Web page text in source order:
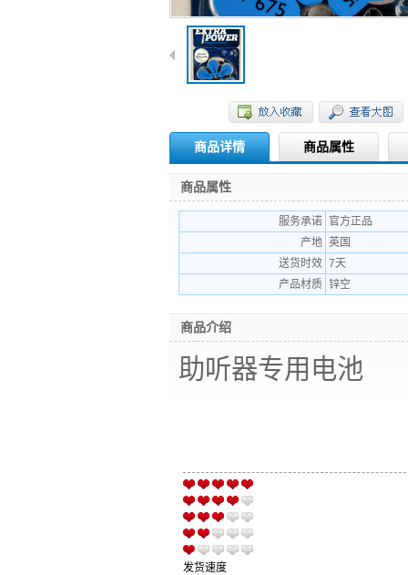
商品详情 商品属性
商品属性
服务承诺 官方正品
产地 英国
送货时效 7天
产品材质 锌空
商品介绍
助听器专用电池
发货速度